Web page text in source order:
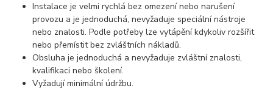
Instalace je velmi rychlá bez omezení nebo narušení
provozu a je jednoduchá, nevyžaduje speciální nástroje
nebo znalosti. Podle potřeby lze vytápění kdykoliv rozšířit
nebo přemístit bez zvláštních nákladů.
Obsluha je jednoduchá a nevyžaduje zvláštní znalosti,
kvalifikaci nebo školení.
Vyžadují minimální údržbu.